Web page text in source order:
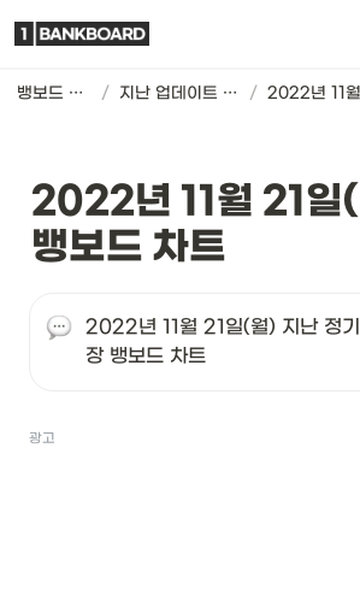
뱅보드 차트 / 지난 업데이트 기록 /
2022년 11월 21일
뱅보드 차트
2022년 11월 21일(월) 지난 정
장 뱅보드 차트
광고